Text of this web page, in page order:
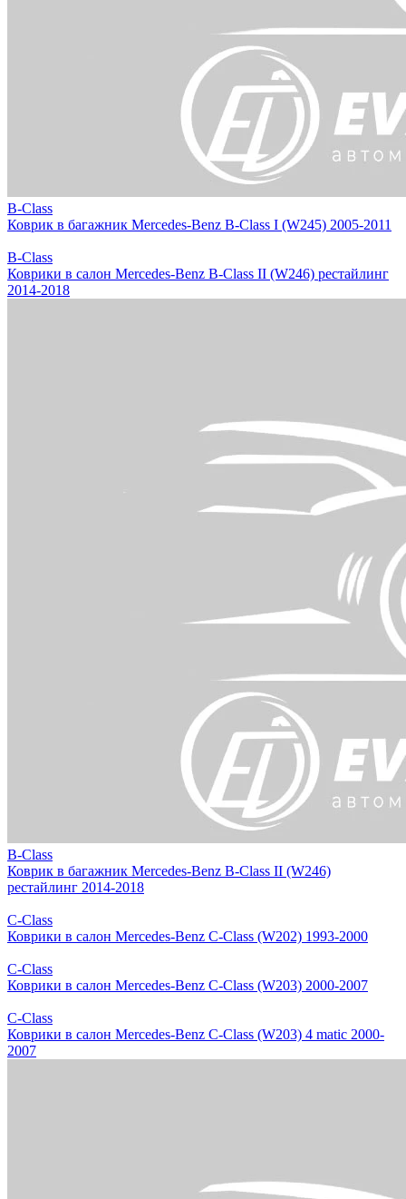
B-Class
Коврик в багажник Mercedes-Benz B-Class I (W245) 2005-2011
B-Class
Коврики в салон Mercedes-Benz B-Class II (W246) рестайлинг
2014-2018
B-Class
Коврик в багажник Mercedes-Benz B-Class II (W246)
рестайлинг 2014-2018
C-Class
Коврики в салон Mercedes-Benz C-Class (W202) 1993-2000
C-Class
Коврики в салон Mercedes-Benz C-Class (W203) 2000-2007
C-Class
Коврики в салон Mercedes-Benz C-Class (W203) 4 matic 2000-
2007